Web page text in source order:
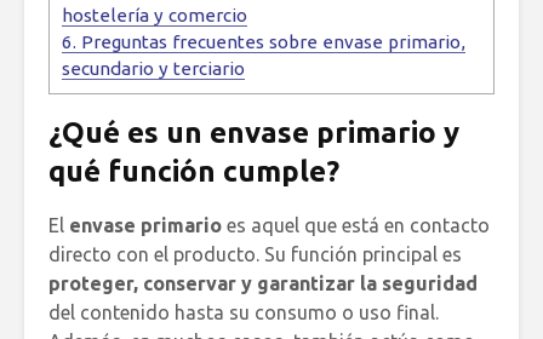
hostelería y comercio
6. Preguntas frecuentes sobre envase primario,
secundario y terciario
¿Qué es un envase primario y
qué función cumple?
El envase primario es aquel que está en contacto
directo con el producto. Su función principal es
proteger, conservar y garantizar la seguridad
del contenido hasta su consumo o uso final.